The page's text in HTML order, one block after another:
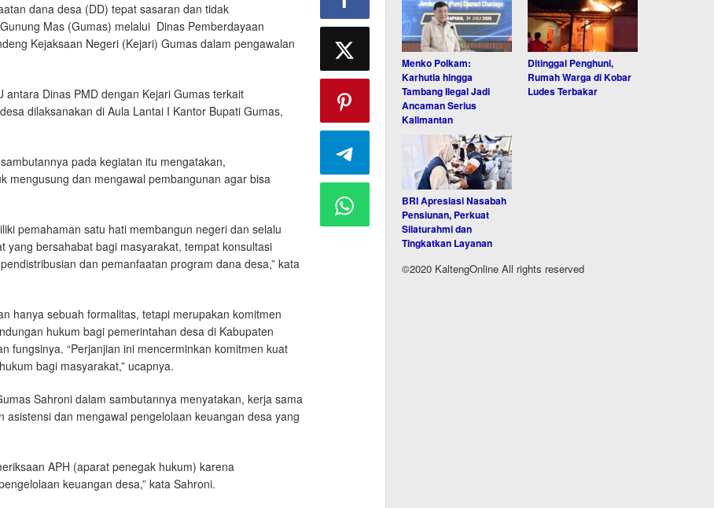
dana desa (DD) tepat sasaran dan tidak
Mas (Gumas) melalui Dinas Pemberdayaan
Kejaksaan Negeri (Kejari) Gumas dalam pengawalan
Dinas PMD dengan Kejari Gumas terkait
dilaksanakan di Aula Lantai I Kantor Bupati Gumas,
pada kegiatan itu mengatakan,
mengusung dan mengawal pembangunan agar bisa
pemahaman satu hati membangun negeri dan selalu
bersahabat bagi masyarakat, tempat konsultasi
dan pemanfaatan program dana desa,” kata
hanya sebuah formalitas, tetapi merupakan komitmen
hukum bagi pemerintahan desa di Kabupaten
fungsinya. “Perjanjian ini mencerminkan komitmen kuat
bagi masyarakat,” ucapnya.
Sahroni dalam sambutannya menyatakan, kerja sama
dan mengawal pengelolaan keuangan desa yang
APH (aparat penegak hukum) karena
keuangan desa,” kata Sahroni.
Menko Polkam:
Karhutla hingga
Tambang Ilegal Jadi
Ancaman Serius
Kalimantan
Ditinggal Penghuni,
Rumah Warga di Kobar
Ludes Terbakar
BRI Apresiasi Nasabah
Pensiunan, Perkuat
Silaturahmi dan
Tingkatkan Layanan
©2020 KaltengOnline All rights reserved